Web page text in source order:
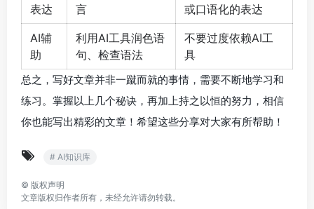
表达
言
或口语化的表达
AI辅
助
利用AI工具润色语
句、检查语法
不要过度依赖AI工
具
总之，写好文章并非一蹴而就的事情，需要不断地学习和
练习。掌握以上几个秘诀，再加上持之以恒的努力，相信
你也能写出精彩的文章！希望这些分享对大家有所帮助！
# AI知识库
© 版权声明
文章版权归作者所有，未经允许请勿转载。